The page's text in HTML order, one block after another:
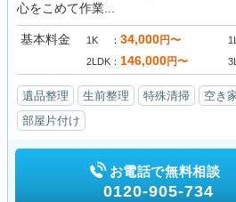
心をこめて作業...
基本料金 1K 34,000円〜
2LDK 146,000円〜
遺品整理 生前整理 特殊清掃 空き
部屋片付け
お電話で無料相談
0120-905-734